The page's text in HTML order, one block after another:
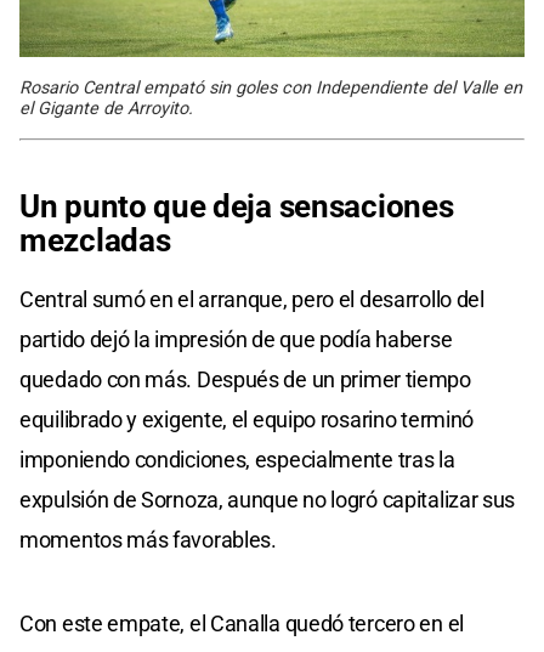
Rosario Central empató sin goles con Independiente del Valle en
el Gigante de Arroyito.
Un punto que deja sensaciones
mezcladas
Central sumó en el arranque, pero el desarrollo del
partido dejó la impresión de que podía haberse
quedado con más. Después de un primer tiempo
equilibrado y exigente, el equipo rosarino terminó
imponiendo condiciones, especialmente tras la
expulsión de Sornoza, aunque no logró capitalizar sus
momentos más favorables.
Con este empate, el Canalla quedó tercero en el